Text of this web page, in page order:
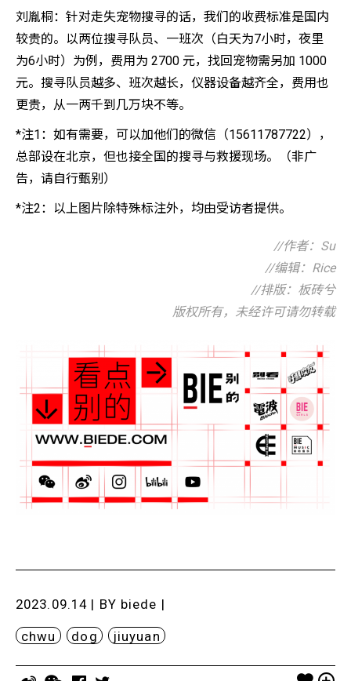
刘胤桐：针对走失宠物搜寻的话，我们的收费标准是国内
较贵的。以两位搜寻队员、一班次（白天为7小时，夜里
为6小时）为例，费用为 2700 元，找回宠物需另加 1000
元。搜寻队员越多、班次越长，仪器设备越齐全，费用也
更贵，从一两千到几万块不等。
*注1：如有需要，可以加他们的微信（15611787722），
总部设在北京，但也接全国的搜寻与救援现场。（非广
告，请自行甄别）
*注2：以上图片除特殊标注外，均由受访者提供。
//作者：Su
//编辑：Rice
//排版：板砖兮
版权所有，未经许可请勿转载
2023.09.14 | BY biede |
chwu dog jiuyuan